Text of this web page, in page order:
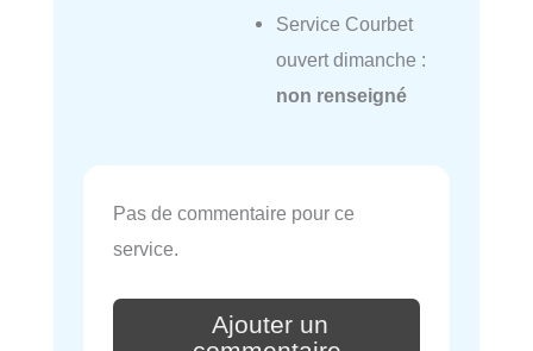
Service Courbet
ouvert dimanche :
non renseigné
Pas de commentaire pour ce
service.
Ajouter un